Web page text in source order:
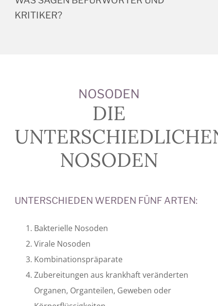
KRITIKER?
NOSODEN
DIE
NOSODEN
UNTERSCHIEDEN WERDEN FÜNF ARTEN:
Bakterielle Nosoden
Virale Nosoden
Kombinationspräparate
Zubereitungen aus krankhaft veränderten
Organen, Organteilen, Geweben oder